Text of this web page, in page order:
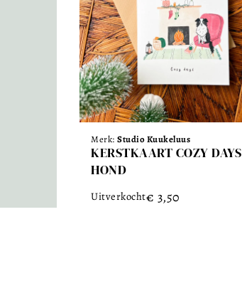
Merk: Studio Kuukeluus
KERSTKAART COZY DAYS
HOND
Uitverkocht€ 3,50